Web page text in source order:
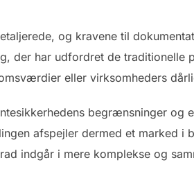
og kravene til
der har udfordret de traditionelle
eller virksomheders
begrænsninger og
afspejler dermed et marked i
indgår i mere komplekse og